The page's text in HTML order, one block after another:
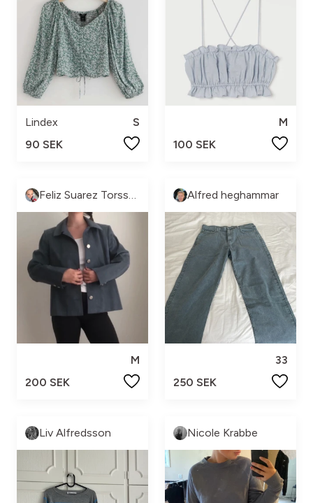
Lindex
S
90 SEK
M
100 SEK
Feliz Suarez Torsson
M
200 SEK
Alfred heghammar
33
250 SEK
Liv Alfredsson Nicole Krabbe